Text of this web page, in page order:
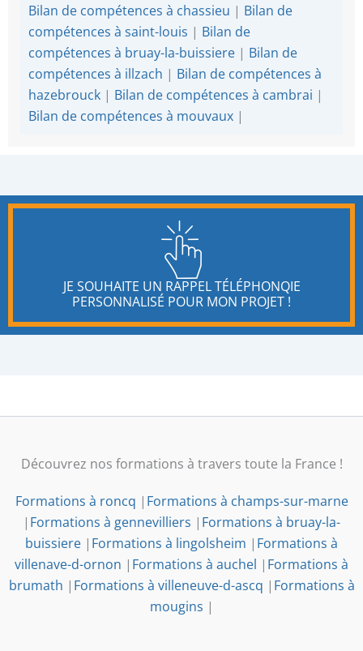
Bilan de compétences à chassieu | Bilan de
compétences à saint-louis | Bilan de
compétences à bruay-la-buissiere | Bilan de
compétences à illzach | Bilan de compétences à
hazebrouck | Bilan de compétences à cambrai |
Bilan de compétences à mouvaux |
JE SOUHAITE UN RAPPEL TÉLÉPHONQIE
PERSONNALISÉ POUR MON PROJET !
Découvrez nos formations à travers toute la France !
Formations à roncq | Formations à champs-sur-marne
| Formations à gennevilliers | Formations à bruay-la-
buissiere | Formations à lingolsheim | Formations à
villenave-d-ornon | Formations à auchel | Formations à
brumath | Formations à villeneuve-d-ascq | Formations à
mougins |